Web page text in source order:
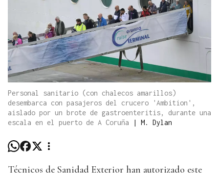
Personal sanitario (con chalecos amarillos)
desembarca con pasajeros del crucero 'Ambition',
aislado por un brote de gastroenteritis, durante una
escala en el puerto de A Coruña
| M. Dylan
Técnicos de Sanidad Exterior han autorizado este